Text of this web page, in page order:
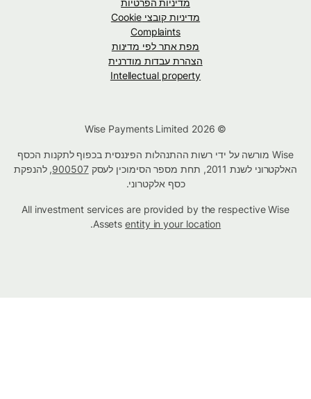
מדיניות קובצי Cookie
Complaints
מפת אתר לפי מדינות
הצהרת עבדות מודרנית
Intellectual property
Wise מורשה על ידי רשות ההתנהלות הפיננסית בכפוף לתקנות הכסף
האלקטרוני לשנת 2011, תחת מספר הסימוכין לעסק
900507, להנפקת
כסף אלקטרוני.
All investment services are provided by the respective Wise
Assetsentity in your location
.